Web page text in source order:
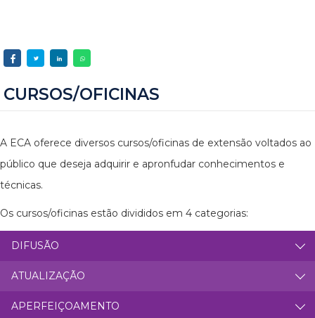
CURSOS/OFICINAS
A ECA oferece diversos cursos/oficinas de extensão voltados ao
público que deseja adquirir e apronfudar conhecimentos e
técnicas.
Os cursos/oficinas estão divididos em 4 categorias:
DIFUSÃO
ATUALIZAÇÃO
APERFEIÇOAMENTO